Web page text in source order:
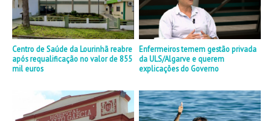
Centro de Saúde da Lourinhã reabre
após requalificação no valor de 855
mil euros
Enfermeiros temem gestão privada
da ULS/Algarve e querem
explicações do Governo